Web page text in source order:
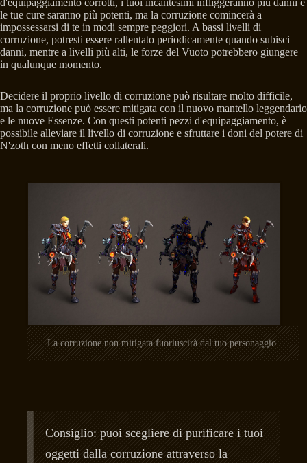
le tue cure saranno più potenti, ma la corruzione comincerà a
impossessarsi di te in modi sempre peggiori. A bassi livelli di
corruzione, potresti essere rallentato periodicamente quando subisci
danni, mentre a livelli più alti, le forze del Vuoto potrebbero giungere
in qualunque momento.
Decidere il proprio livello di corruzione può risultare molto difficile,
ma la corruzione può essere mitigata con il nuovo mantello leggendario
e le nuove Essenze. Con questi potenti pezzi d'equipaggiamento, è
possibile alleviare il livello di corruzione e sfruttare i doni del potere di
N'zoth con meno effetti collaterali.
La corruzione non mitigata fuoriuscirà dal tuo personaggio.
Consiglio: puoi scegliere di purificare i tuoi
oggetti dalla corruzione attraverso la